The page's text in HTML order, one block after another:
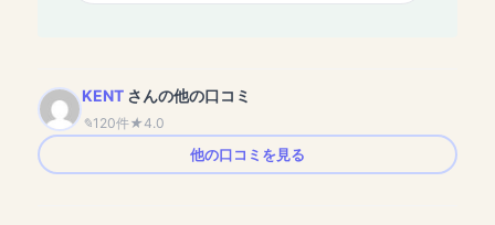
KENTさんの他の口コミ
120件
4.0
他の口コミを見る